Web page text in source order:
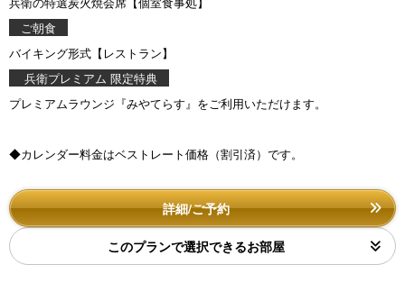
ご朝食
バイキング形式【レストラン】
兵衛プレミアム 限定特典
プレミアムラウンジ『みやてらす』をご利用いただけます。
◆カレンダー料金はベストレート価格（割引済）です。
詳細/ご予約
このプランで選択できるお部屋